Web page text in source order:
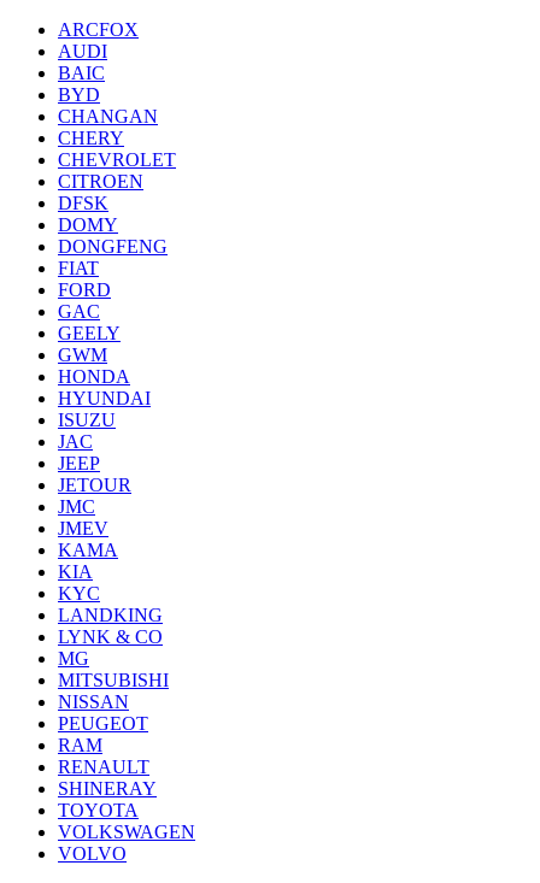
ARCFOX
AUDI
BAIC
BYD
CHANGAN
CHERY
CHEVROLET
CITROEN
DFSK
DOMY
DONGFENG
FIAT
FORD
GAC
GEELY
GWM
HONDA
HYUNDAI
ISUZU
JAC
JEEP
JETOUR
JMC
JMEV
KAMA
KIA
KYC
LANDKING
LYNK & CO
MG
MITSUBISHI
NISSAN
PEUGEOT
RAM
RENAULT
SHINERAY
TOYOTA
VOLKSWAGEN
VOLVO